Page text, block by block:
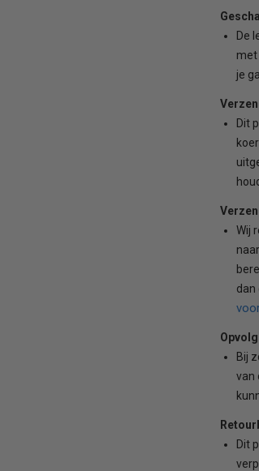
De
met
je
Dit
Wij
dan
Bij
van
Dit